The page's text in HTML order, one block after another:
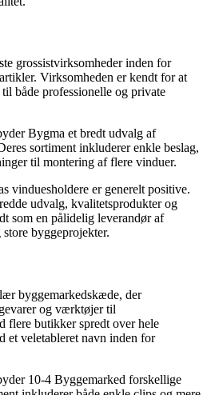
grossistvirksomheder inden for
Virksomheden er kendt for at
både professionelle og private
Bygma et bredt udvalg af
sortiment inkluderer enkle beslag,
til montering af flere vinduer.
vinduesholdere er generelt positive.
udvalg, kvalitetsprodukter og
som en pålidelig leverandør af
byggeprojekter.
byggemarkedskæde, der
og værktøjer til
flere butikker spredt over hele
et veletableret navn inden for
10-4 Byggemarked forskellige